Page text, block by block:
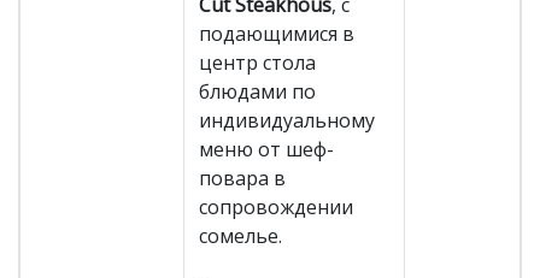
подающимися в
центр стола
блюдами по
индивидуальному
меню от шеф-
повара в
сопровождении
сомелье.